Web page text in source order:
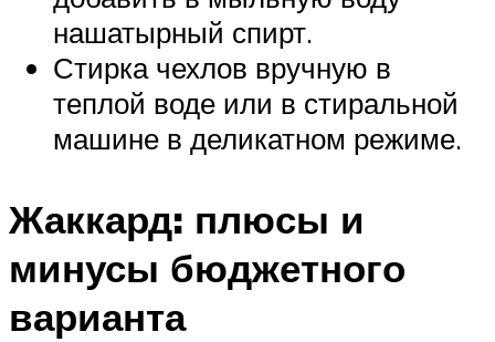
нашатырный спирт.
Стирка чехлов вручную в
теплой воде или в стиральной
машине в деликатном режиме.
Жаккард: плюсы и
минусы бюджетного
варианта